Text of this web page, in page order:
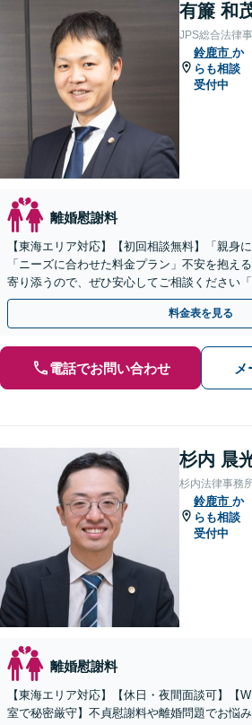
有簾 和
JPS総合法律
鈴鹿市 か
らも相談
受付中
離婚慰謝料
【東海エリア対応】【初回相談無料】「親身
「ニーズに合わせた料金プラン」不安を抱え
寄り添うので、ぜひ安心してご相談ください
交渉力で、あなたの権利を守ります」【休日
料金表を見る
電話でお問い合わせ
杉内 晨
杉内法律事務
鈴鹿市 か
らも相談
受付中
離婚慰謝料
【東海エリア対応】【休日・夜間面談可】【
室で秘密厳守】不貞慰謝料や離婚問題でお悩